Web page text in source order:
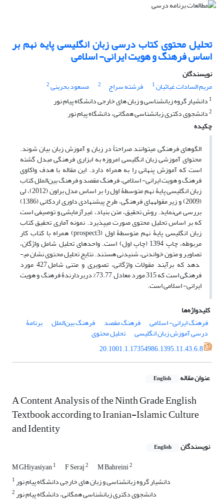
تحلیل محتوی کتاب درسی زبان انگلیسی پایه نهم بر
اساس فرهنگ و هویت ایرانی- اسلامی
نویسندگان
مریم السادات غیاثیان1 فرشته سراج 2 مسعود بحرینی2
1 دانشیار گروه زبانشناسی و زبان های خارجی دانشگاه پیام نور
2دانشجوی دکتری زبانشناسی همگانی، دانشگاه پیام نور
چکیده
الگوهای فرهنگی می­توانند صراحتاً در زبان و آموزش زبان بیان شوند.
محتوای آموزشی زبان انگلیسی امروزه به ابزاری فرهنگی مبدل گشته
است که آموزش پنهانی را به همراه دارد. این مقاله با هدف واکاوی
فرهنگ و هویت ایرانی- اسلامی، فرهنگ مقصد و فرهنگ بین‌الملل کتاب
زبان انگلیسی پایۀ نهم متوسطۀ اول را بر اساس مدل براون (2012)، لی
(2009) و زیر مقوله­های فرهنگی، طرح پیشنهادی داوری اردکانی (1386)
بررسی می‌نماید. روش تحقیق، متن بنیاد، غیرآزمایشی و توصیفی است
که بر اساس تحلیل محتوی صورت می­پذیرد. نمونه آماری تحقیق کتاب
زبان انگلیسی پایۀ نهم متوسطۀ اول (prospect3) همراه با کتاب کار
مربوطه، چاپ 1394 (چاپ اول) است. واحدهای تحلیل شامل واژگان،
تصاویر و متون خواندنی، شنیدنی هستند. نتایج تحلیل محتوی نشان می­
دهد که برآیند مقولات واژگانی، تصویری و متنی شامل 427 مورد
فرهنگی است که 315 مورد معادل 73.77% دربردارندۀ فرهنگ و هویت
ایرانی- اسلامی است.
کلیدواژه‌ها
فرهنگ ایرانی- اسلامی
فرهنگ مقصد فرهنگ بین‌الملل برنامۀ
درسی آموزش زبان انگلیسی
تحلیل محتوی
20.1001.1.17354986.1395.11.43.6.8
عنوان مقاله English
A Content Analysis of the Ninth Grade English
Textbook according to Iranian-Islamic Culture
and Identity
نویسندگان English
M GHiyasiyan1 F Seraj2 M Bahreini2
1دانشیار گروه زبانشناسی و زبان های خارجی دانشگاه پیام نور
2دانشجوی دکتری زبانشناسی همگانی، دانشگاه پیام نور